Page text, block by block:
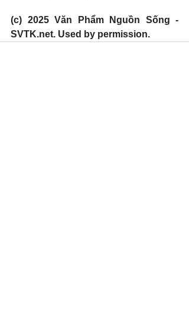
(c) 2025 Văn Phẩm Nguồn Sống -
SVTK.net. Used by permission.